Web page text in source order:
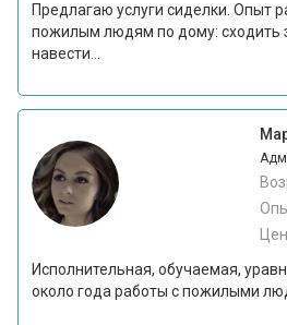
Предлагаю услуги сиделки. Опыт
пожилым людям по дому: сходить
навести...
Исполнительная, обучаемая,
около года работы с пожилыми